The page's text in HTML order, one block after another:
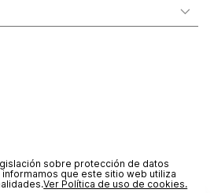
sobre protección de datos
que este sitio web utiliza
Ver Política de uso de cookies.